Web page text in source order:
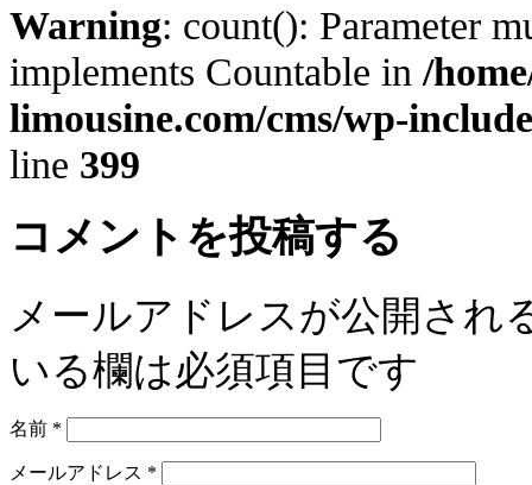
Warning: count(): Parameter
implements Countable in /
limousine.com/cms/wp-
line 399
コメントを投稿する
メールアドレスが公開され
いる欄は必須項目です
名前 *
メールアドレス *